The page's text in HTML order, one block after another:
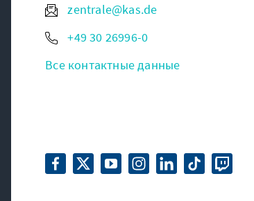
zentrale@kas.de
+49 30 26996-0
Все контактные данные